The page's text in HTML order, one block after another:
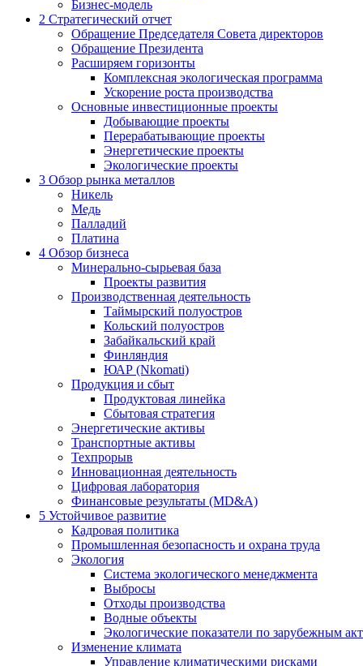
Бизнес-модель
2 Стратегический отчет
Обращение Председателя Совета директоров
Обращение Президента
Расширяем горизонты
Комплексная экологическая программа
Ускорение роста производства
Основные инвестиционные проекты
Добывающие проекты
Перерабатывающие проекты
Энергетические проекты
Экологические проекты
3 Обзор рынка металлов
Никель
Медь
Палладий
Платина
4 Обзор бизнеса
Минерально-сырьевая база
Проекты развития
Производственная деятельность
Таймырский полуостров
Кольский полуостров
Забайкальский край
Финляндия
ЮАР (Nkomati)
Продукция и сбыт
Продуктовая линейка
Сбытовая стратегия
Энергетические активы
Транспортные активы
Техпрорыв
Инновационная деятельность
Цифровая лаборатория
Финансовые результаты (MD&A)
5 Устойчивое развитие
Кадровая политика
Промышленная безопасность и охрана труда
Экология
Система экологического менеджмента
Выбросы
Отходы производства
Водные объекты
Экологические показатели по зарубежным
Изменение климата
Управление климатическими рисками